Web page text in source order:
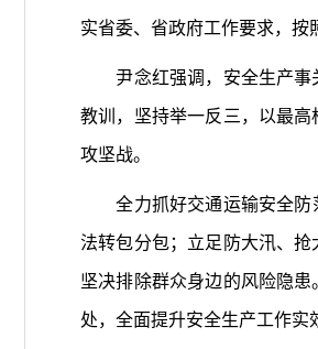
实省委、省政府工作要求，按
尹念红强调，安全生产事关
教训，坚持举一反三，以最
攻坚战。
全力抓好交通运输安全
法转包分包；立足防大汛、
坚决排除群众身边的风险隐
处，全面提升安全生产工作实